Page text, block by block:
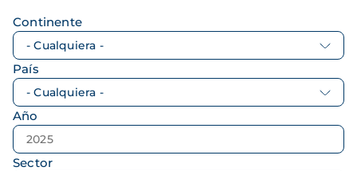
Continente
País
Año
Sector